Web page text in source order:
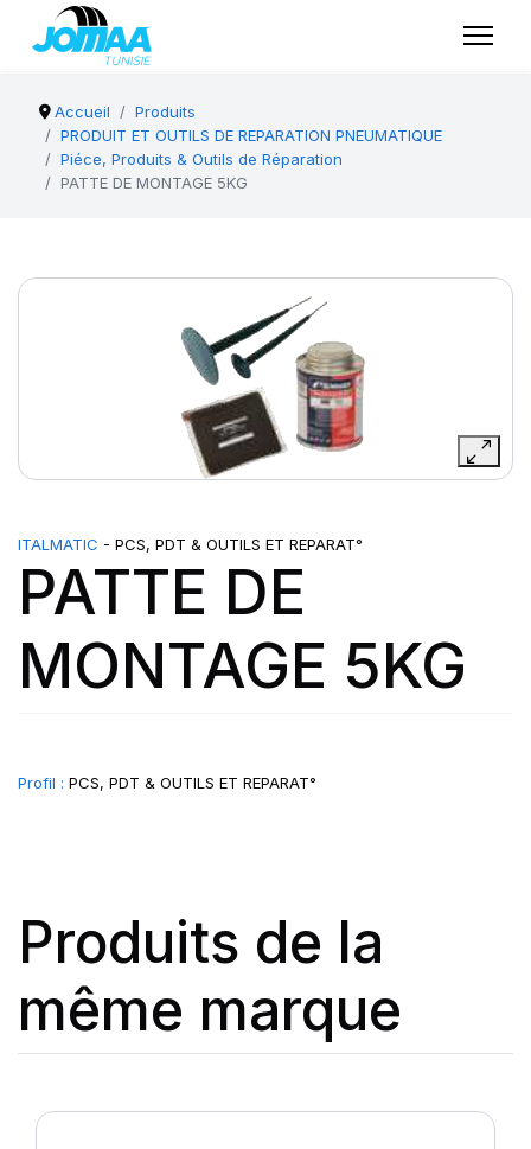
Accueil
Produits
PRODUIT ET OUTILS DE REPARATION PNEUMATIQUE
Piéce, Produits & Outils de Réparation
PATTE DE MONTAGE 5KG
ITALMATIC - PCS, PDT & OUTILS ET REPARAT°
PATTE DE
MONTAGE 5KG
Profil : PCS, PDT & OUTILS ET REPARAT°
Produits de la
même marque